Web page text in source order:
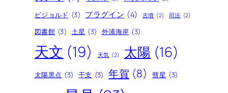
ビジョルド (3) プラグイン (4) 古墳 (2) 司法 (2)
図書館 (3) 土星 (3) 外浦海岸 (3)
天文 (19) 天気 (2) 太陽 (16)
太陽黒点 (3) 干支 (3) 年賀 (8) 彗星 (3)